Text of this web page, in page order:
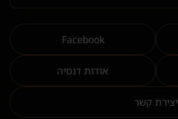
Facebook
אודות דנסיה
יצירת קשר